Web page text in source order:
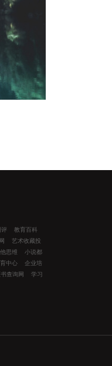
教育百科
艺术收藏投
他思维
小说都
中心
企业培
查询网
学习